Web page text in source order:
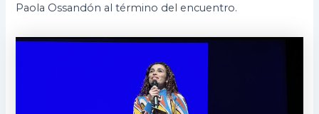
Paola Ossandón al término del encuentro.